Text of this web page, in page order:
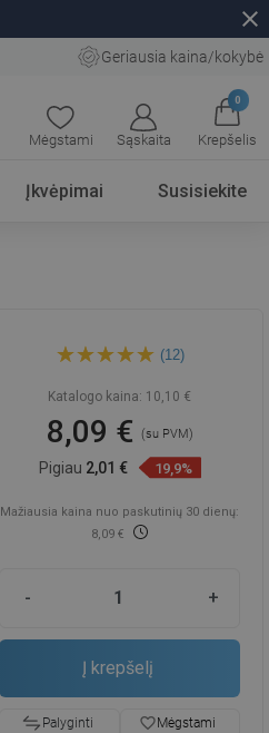
close
Geriausia kaina/kokybė
Mėgstami Sąskaita
0
Krepšelis
Įkvėpimai Susisiekite
popieriaus laikiklis, chromas
(12)
Katalogo kaina: 10,10 €
8,09 € (su PVM)
Pigiau 2,01 € 19,9%
Mažiausia kaina nuo paskutinių 30 dienų:
8,09 €
- +
Į krepšelį
Palyginti favorite_borderMėgstami